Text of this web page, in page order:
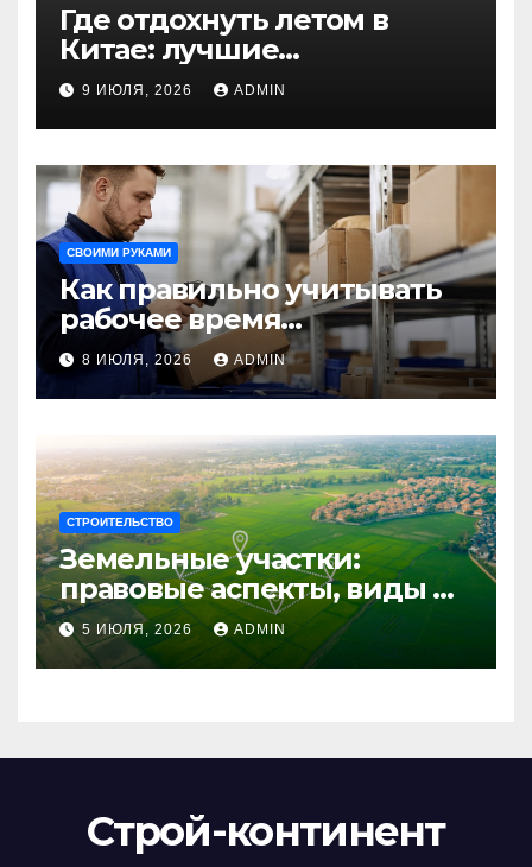
Где отдохнуть летом в
Китае: лучшие
направления для
незабываемого
путешествия
9 ИЮЛЯ, 2026 ADMIN
СВОИМИ РУКАМИ
Как правильно учитывать
рабочее время
сотрудников: советы для
бизнеса
8 ИЮЛЯ, 2026 ADMIN
СТРОИТЕЛЬСТВО
Земельные участки:
правовые аспекты, виды и
возможности
использования
5 ИЮЛЯ, 2026 ADMIN
Строй-континент